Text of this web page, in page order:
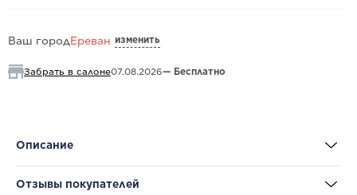
Ваш городЕреван изменить
Забрать в салоне07.08.2026— Бесплатно
Описание
Отзывы покупателей